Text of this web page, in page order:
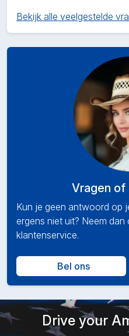
Bekijk alle veelgestelde
Vragen of
Kun je geen antwoord op
ergens niet uit? Neem
klantenservice.
Bel ons
Drive your